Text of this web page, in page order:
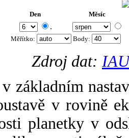
Den Měsíc
.
Měřítko: Body:
Zdroj dat:
základním
v rovině
planetky v